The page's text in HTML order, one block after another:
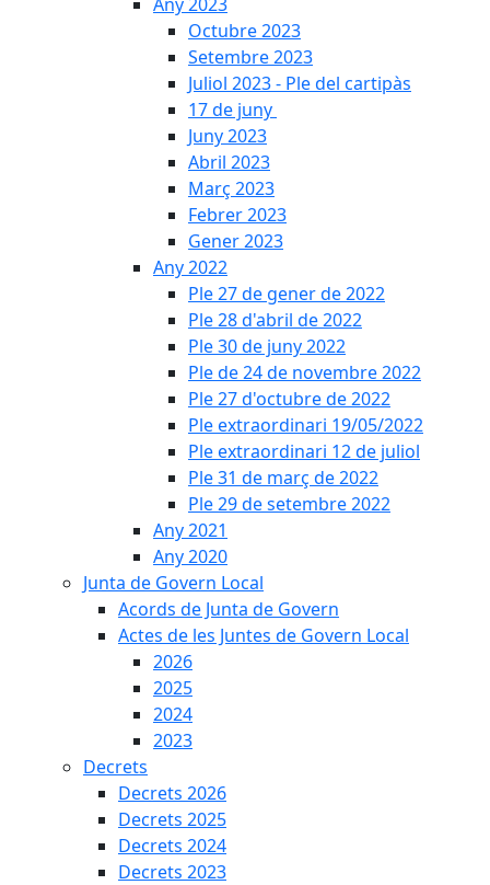
Octubre 2023
Setembre 2023
Juliol 2023 - Ple del cartipàs
17 de juny
Juny 2023
Abril 2023
Març 2023
Febrer 2023
Gener 2023
Any 2022
Ple 27 de gener de 2022
Ple 28 d'abril de 2022
Ple 30 de juny 2022
Ple de 24 de novembre 2022
Ple 27 d'octubre de 2022
Ple extraordinari 19/05/2022
Ple extraordinari 12 de juliol
Ple 31 de març de 2022
Ple 29 de setembre 2022
Any 2021
Any 2020
Junta de Govern Local
Acords de Junta de Govern
Actes de les Juntes de Govern Local
2026
2025
2024
2023
Decrets
Decrets 2026
Decrets 2025
Decrets 2024
Decrets 2023